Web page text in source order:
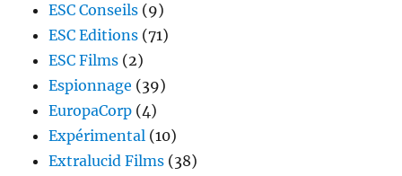
ESC Conseils (9)
ESC Editions (71)
ESC Films (2)
Espionnage (39)
EuropaCorp (4)
Expérimental (10)
Extralucid Films (38)